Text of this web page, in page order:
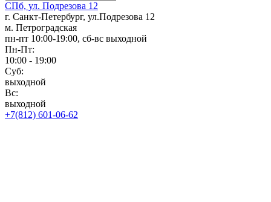
СПб, ул. Подрезова 12
г. Санкт-Петербург, ул.Подрезова 12
м. Петроградская
пн-пт 10:00-19:00, сб-вс выходной
Пн-Пт:
10:00 - 19:00
Суб:
выходной
Вс:
выходной
+7(812) 601-06-62